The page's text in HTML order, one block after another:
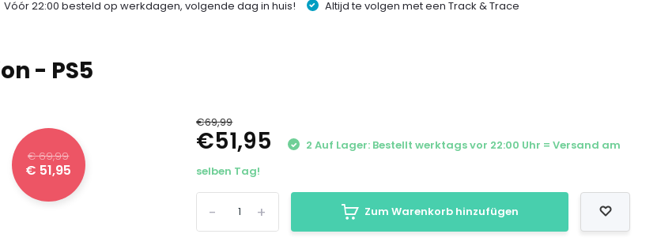
Vóór 22:00 besteld op werkdagen, volgende dag in huis!
Altijd te volgen met een Track & Trace
- PS5
€ 69,99
€ 51,95
€69,99
€51,95
2 Auf Lager: Bestellt werktags vor 22:00 Uhr = Versand am
selben Tag!
+
- Zum Warenkorb hinzufügen